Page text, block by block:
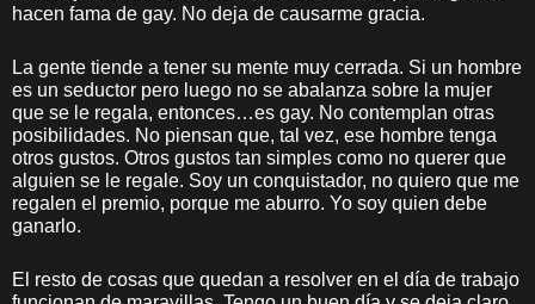
hacen fama de gay. No deja de causarme gracia.
La gente tiende a tener su mente muy cerrada. Si un hombre
es un seductor pero luego no se abalanza sobre la mujer
que se le regala, entonces…es gay. No contemplan otras
posibilidades. No piensan que, tal vez, ese hombre tenga
otros gustos. Otros gustos tan simples como no querer que
alguien se le regale. Soy un conquistador, no quiero que me
regalen el premio, porque me aburro. Yo soy quien debe
ganarlo.
El resto de cosas que quedan a resolver en el día de trabajo